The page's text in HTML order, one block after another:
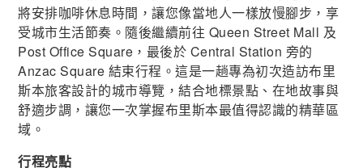
將安排咖啡休息時間，讓您像當地人一樣放慢腳步，享
受城市生活節奏。隨後繼續前往 Queen Street Mall 及
Post Office Square，最後於 Central Station 旁的
Anzac Square 結束行程。這是一趟專為初次造訪布里
斯本旅客設計的城市導覽，結合地標景點、在地故事與
舒適步調，讓您一次掌握布里斯本最值得認識的精華區
域。
行程亮點